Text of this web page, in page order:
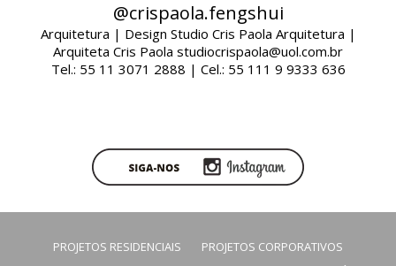
@crispaola.fengshui
Arquitetura | Design Studio Cris Paola Arquitetura |
Arquiteta Cris Paola studiocrispaola@uol.com.br
Tel.: 55 11 3071 2888 | Cel.: 55 111 9 9333 636
PROJETOS RESIDENCIAIS
PROJETOS CORPORATIVOS